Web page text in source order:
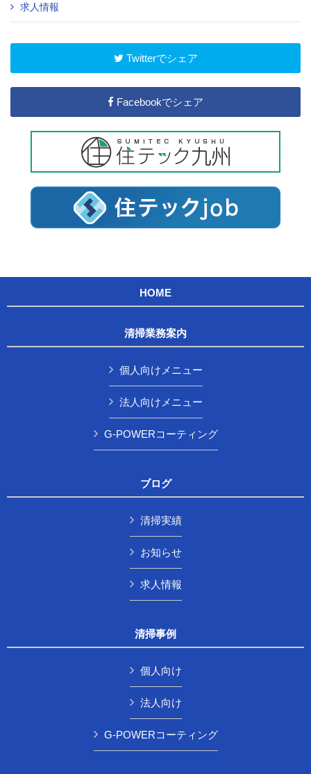
求人情報
Twitterでシェア
Facebookでシェア
HOME
清掃業務案内
個人向けメニュー
法人向けメニュー
G-POWERコーティング
ブログ
清掃実績
お知らせ
求人情報
清掃事例
個人向け
法人向け
G-POWERコーティング